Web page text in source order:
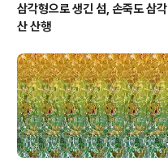
삼각형으로 생긴 섬, 손죽도 삼각
산 산행